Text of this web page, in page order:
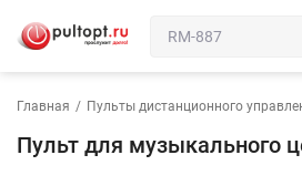
Главная / Пульты дистанционного
Пульт для музыкального